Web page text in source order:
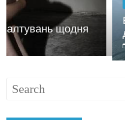
Політика
Бажання
домовлятись
03.04.2026